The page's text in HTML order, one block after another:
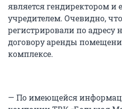
является гендиректором
учредителем. Очевидно,
регистрировали по адресу
договору аренды
комплексе.
— По имеющейся